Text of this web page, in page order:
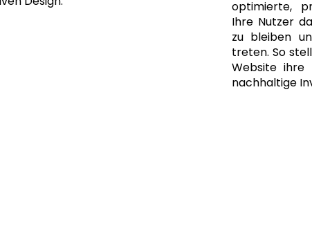
optimierte,
Ihre Nutzer
zu bleiben
treten. So
Website ihre
nachhaltige